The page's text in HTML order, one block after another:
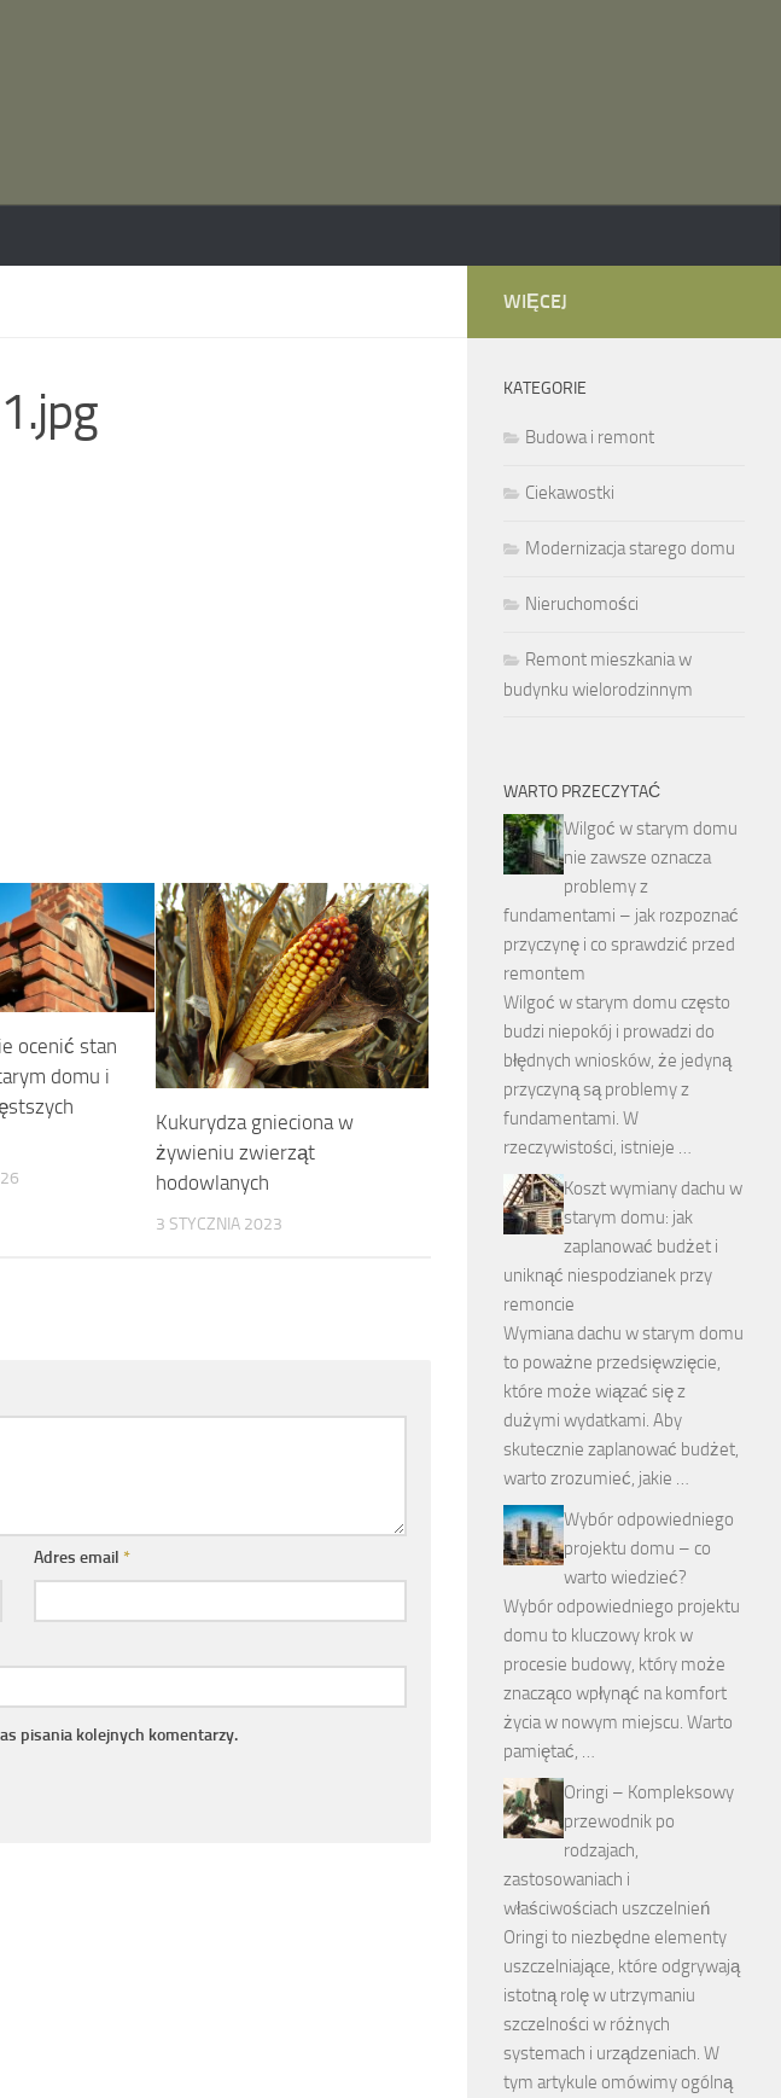
ocenić stan
domu i
Kukurydza gnieciona w
żywieniu zwierząt
hodowlanych
3 STYCZNIA 2023
Adres email *
pisania kolejnych komentarzy.
WIĘCEJ
KATEGORIE
Budowa i remont
Ciekawostki
Modernizacja starego domu
Nieruchomości
Remont mieszkania w
budynku wielorodzinnym
WARTO PRZECZYTAĆ
Wilgoć w starym domu
nie zawsze oznacza
problemy z
fundamentami – jak rozpoznać
przyczynę i co sprawdzić przed
remontem
Wilgoć w starym domu często
budzi niepokój i prowadzi do
błędnych wniosków, że jedyną
przyczyną są problemy z
fundamentami. W
rzeczywistości, istnieje …
Koszt wymiany dachu w
starym domu: jak
zaplanować budżet i
uniknąć niespodzianek przy
remoncie
Wymiana dachu w starym domu
to poważne przedsięwzięcie,
które może wiązać się z
dużymi wydatkami. Aby
skutecznie zaplanować budżet,
warto zrozumieć, jakie …
Wybór odpowiedniego
projektu domu – co
warto wiedzieć?
Wybór odpowiedniego projektu
domu to kluczowy krok w
procesie budowy, który może
znacząco wpłynąć na komfort
życia w nowym miejscu. Warto
pamiętać, …
Oringi – Kompleksowy
przewodnik po
rodzajach,
zastosowaniach i
właściwościach uszczelnień
Oringi to niezbędne elementy
uszczelniające, które odgrywają
istotną rolę w utrzymaniu
szczelności w różnych
systemach i urządzeniach. W
tym artykule omówimy ogólną